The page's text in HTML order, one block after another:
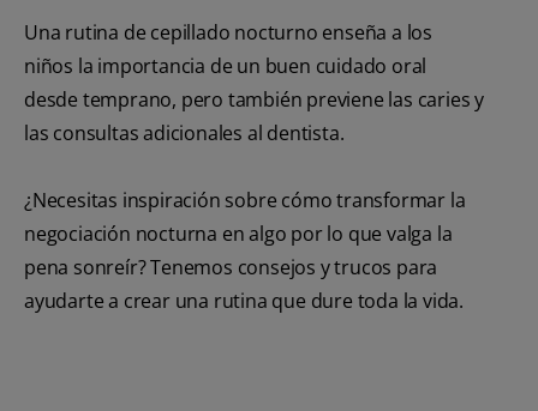
Una rutina de cepillado nocturno enseña a los
niños la importancia de un buen cuidado oral
desde temprano, pero también previene las caries y
las consultas adicionales al dentista.
¿Necesitas inspiración sobre cómo transformar la
negociación nocturna en algo por lo que valga la
pena sonreír? Tenemos consejos y trucos para
ayudarte a crear una rutina que dure toda la vida.